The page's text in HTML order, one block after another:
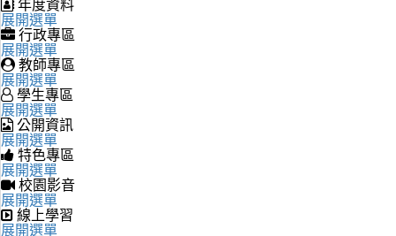
展開選單
行政專區
展開選單
教師專區
展開選單
學生專區
展開選單
公開資訊
展開選單
特色專區
展開選單
校園影音
展開選單
線上學習
展開選單